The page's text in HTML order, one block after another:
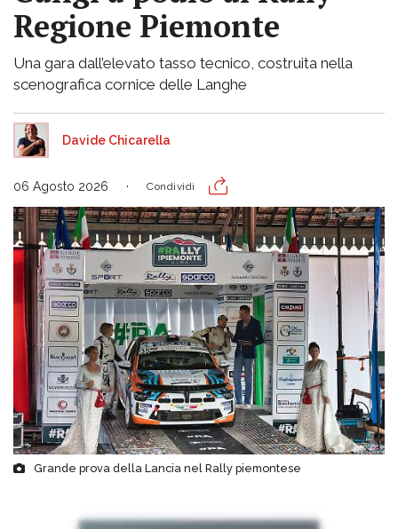
Regione Piemonte
Una gara dall’elevato tasso tecnico, costruita nella
scenografica cornice delle Langhe
Davide Chicarella
06 Agosto 2026 Condividi
Grande prova della Lancia nel Rally piemontese